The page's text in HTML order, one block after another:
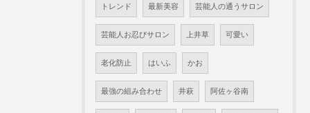
トレンド 最新美容 芸能人の通うサロン
芸能人お忍びサロン 上井草 可愛い
老化防止 はいふ かお
最強の組み合わせ 井萩 阿佐ヶ谷南